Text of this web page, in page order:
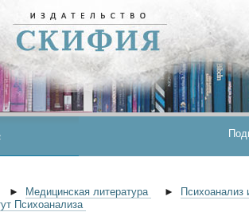
► Медицинская литература ►
Психоанализ
Психоанализа